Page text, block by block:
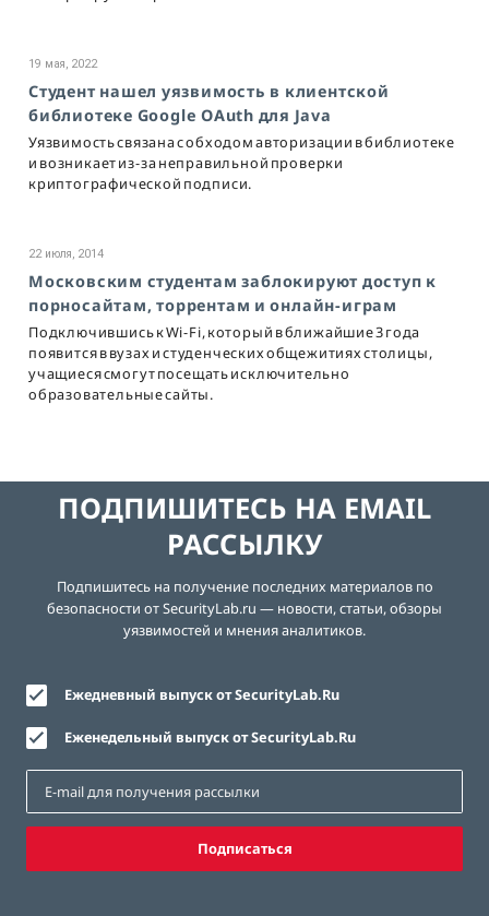
19 мая, 2022
Студент нашел уязвимость в клиентской
библиотеке Google OAuth для Java
Уязвимость связана с обходом авторизации в библиотеке
и возникает из-за неправильной проверки
криптографической подписи.
22 июля, 2014
Московским студентам заблокируют доступ к
порносайтам, торрентам и онлайн-играм
Подключившись к Wi-Fi, который в ближайшие 3 года
появится в вузах и студенческих общежитиях столицы,
учащиеся смогут посещать исключительно
образовательные сайты.
ПОДПИШИТЕСЬ НА EMAIL
РАССЫЛКУ
Подпишитесь на получение последних материалов по
безопасности от SecurityLab.ru — новости, статьи, обзоры
уязвимостей и мнения аналитиков.
Ежедневный выпуск от SecurityLab.Ru
Еженедельный выпуск от SecurityLab.Ru
Подписаться